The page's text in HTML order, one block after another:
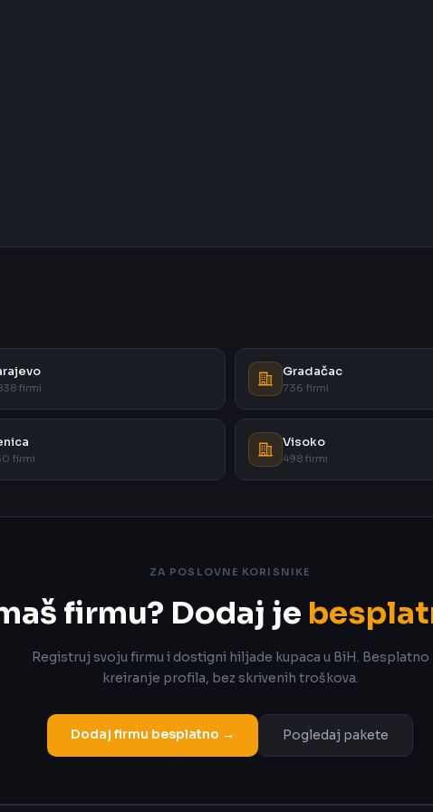
firmi
Gradačac
736 firmi
firmi
Visoko
498 firmi
ZA POSLOVNE KORISNIKE
firmu? Dodaj je
Registruj svoju firmu i dostigni hiljade kupaca u BiH. Besplatno
kreiranje profila, bez skrivenih troškova.
Dodaj firmu besplatno → Pogledaj pakete